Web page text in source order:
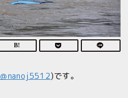
＠nanoj5512)です。